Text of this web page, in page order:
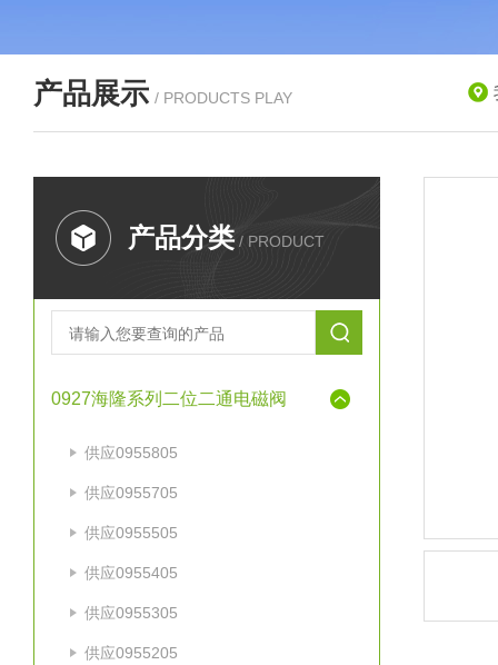
产品展示 / PRODUCTS PLAY
产品分类 / PRODUCT
0927海隆系列二位二通电磁阀
供应0955805
供应0955705
供应0955505
供应0955405
供应0955305
供应0955205